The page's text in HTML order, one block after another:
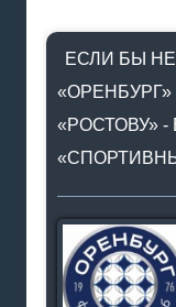
ЕСЛИ БЫ
«РОСТОВУ»